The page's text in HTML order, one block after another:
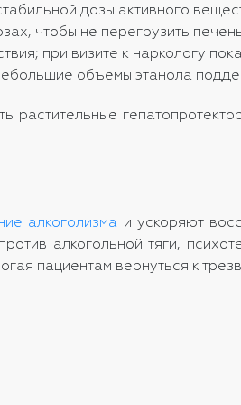
дозы активного
чтобы не перегрузить
при визите к наркологу
объемы этанола
растительные
алкоголизма и ускоряют
алкогольной тяги,
пациентам вернуться к